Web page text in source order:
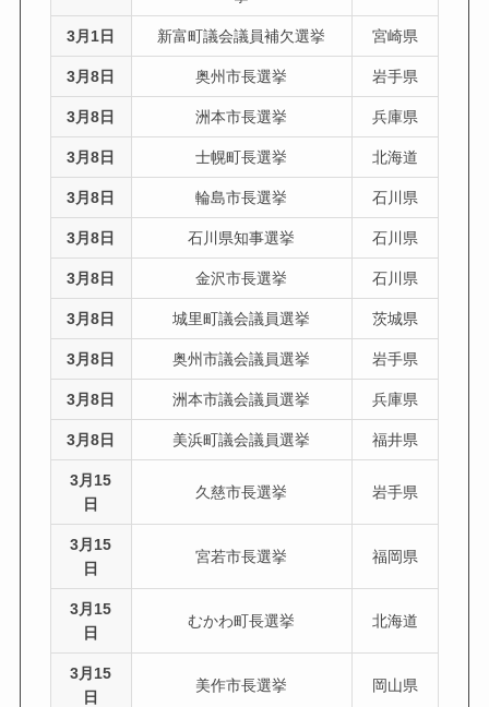
3月1日 新富町議会議員補欠選挙 宮崎県
3月8日 奥州市長選挙 岩手県
3月8日 洲本市長選挙 兵庫県
3月8日 士幌町長選挙 北海道
3月8日 輪島市長選挙 石川県
3月8日 石川県知事選挙 石川県
3月8日 金沢市長選挙 石川県
3月8日 城里町議会議員選挙 茨城県
3月8日 奥州市議会議員選挙 岩手県
3月8日 洲本市議会議員選挙 兵庫県
3月8日 美浜町議会議員選挙 福井県
3月15
日
久慈市長選挙 岩手県
3月15
日
宮若市長選挙 福岡県
3月15
日
むかわ町長選挙 北海道
3月15
日
美作市長選挙 岡山県